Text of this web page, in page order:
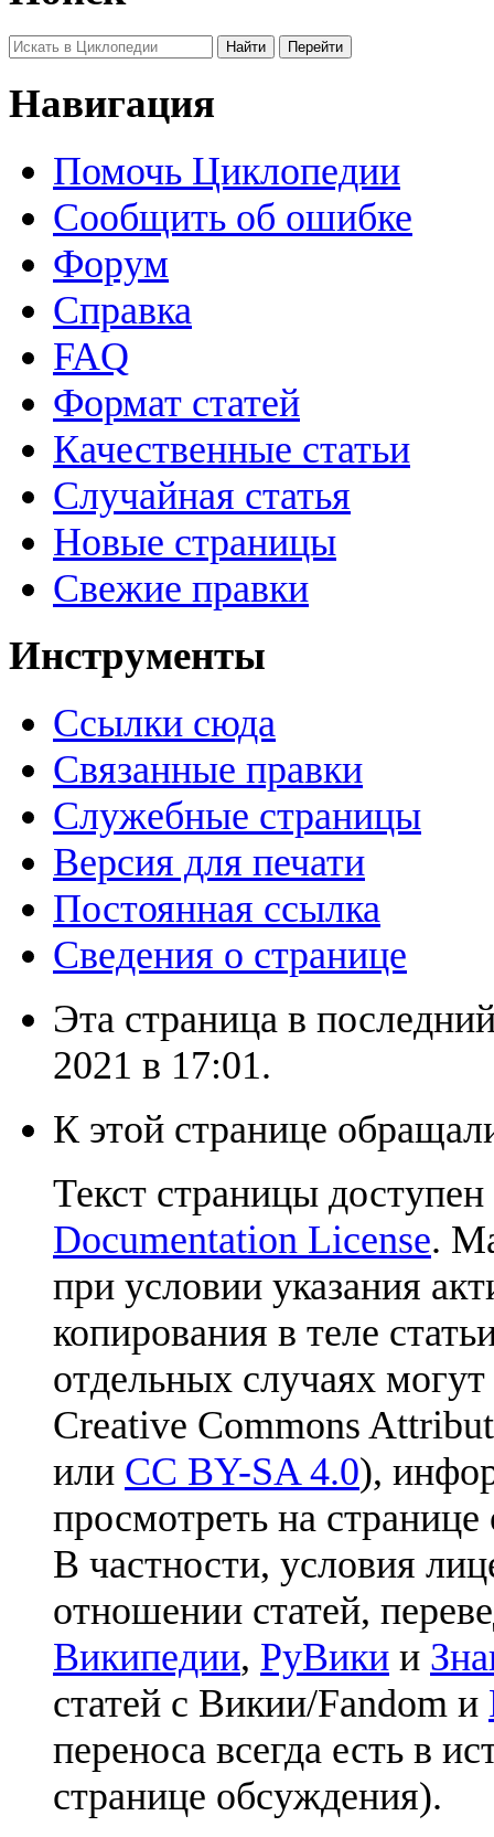
Навигация
Помочь Циклопедии
Сообщить об ошибке
Форум
Справка
FAQ
Формат статей
Качественные статьи
Случайная статья
Новые страницы
Свежие правки
Инструменты
Ссылки сюда
Связанные правки
Служебные страницы
Версия для печати
Постоянная ссылка
Сведения о странице
Эта страница в
2021 в 17:01.
К этой странице
Текст страницы
Documentation License.
при условии указания
копирования в теле
отдельных случаях
Creative Commons
или CC BY-SA 4.0),
просмотреть на
В частности, условия
отношении статей,
Википедии, РуВики и
статей с Викии/Fandom и
переноса всегда есть в
странице обсуждения).